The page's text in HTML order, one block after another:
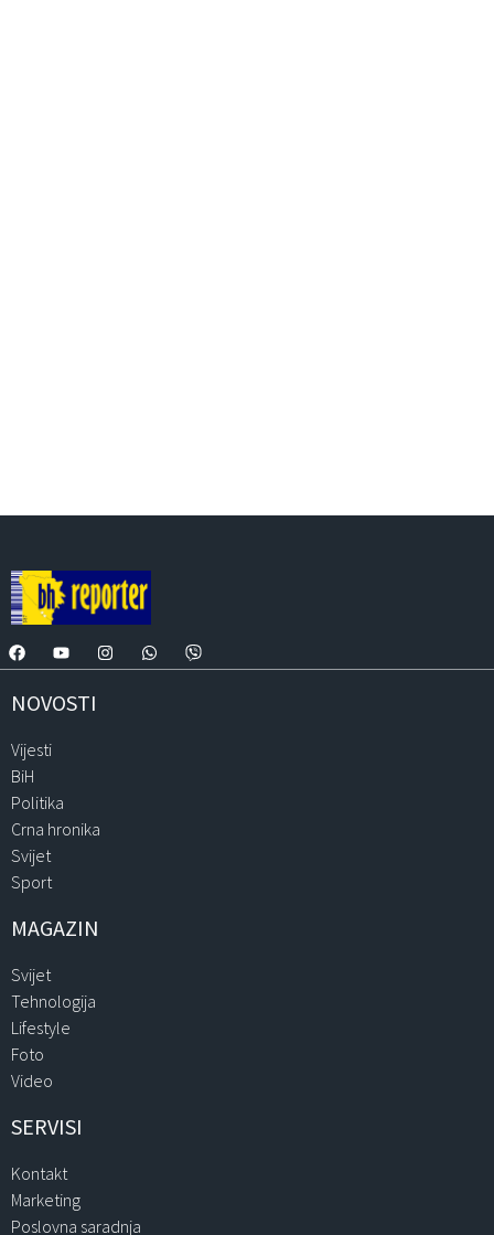
NOVOSTI
Vijesti
BiH
Politika
Crna hronika
Svijet
Sport
MAGAZIN
Svijet
Tehnologija
Lifestyle
Foto
Video
SERVISI
Kontakt
Marketing
Poslovna saradnja